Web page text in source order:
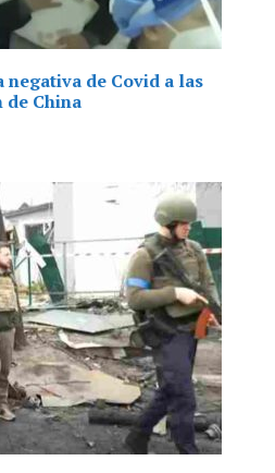
negativa de Covid a las
de China